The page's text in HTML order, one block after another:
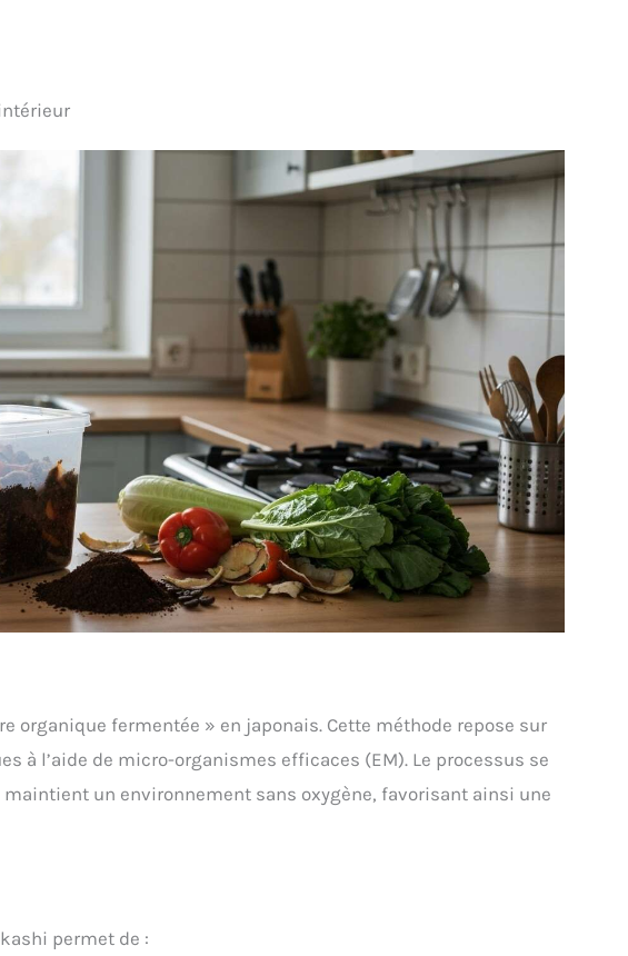
organique fermentée » en japonais. Cette méthode repose sur
à l’aide de micro-organismes efficaces (EM). Le processus se
un environnement sans oxygène, favorisant ainsi une
permet de :